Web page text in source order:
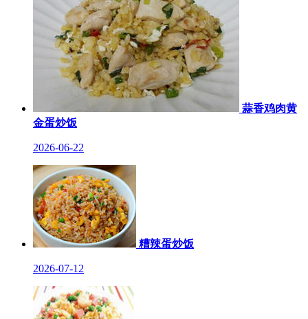
蒜香鸡肉黄
金蛋炒饭
2026-06-22
糟辣蛋炒饭
2026-07-12